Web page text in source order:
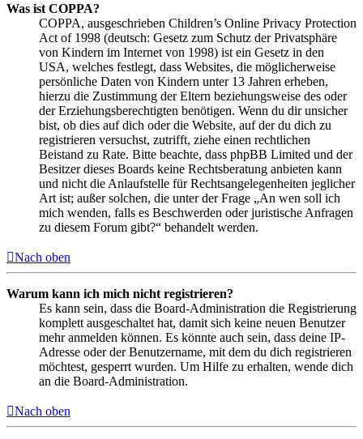
Was ist COPPA?
COPPA, ausgeschrieben Children’s Online Privacy Protection
Act of 1998 (deutsch: Gesetz zum Schutz der Privatsphäre
von Kindern im Internet von 1998) ist ein Gesetz in den
USA, welches festlegt, dass Websites, die möglicherweise
persönliche Daten von Kindern unter 13 Jahren erheben,
hierzu die Zustimmung der Eltern beziehungsweise des oder
der Erziehungsberechtigten benötigen. Wenn du dir unsicher
bist, ob dies auf dich oder die Website, auf der du dich zu
registrieren versuchst, zutrifft, ziehe einen rechtlichen
Beistand zu Rate. Bitte beachte, dass phpBB Limited und der
Besitzer dieses Boards keine Rechtsberatung anbieten kann
und nicht die Anlaufstelle für Rechtsangelegenheiten jeglicher
Art ist; außer solchen, die unter der Frage „An wen soll ich
mich wenden, falls es Beschwerden oder juristische Anfragen
zu diesem Forum gibt?“ behandelt werden.
Nach oben
Warum kann ich mich nicht registrieren?
Es kann sein, dass die Board-Administration die Registrierung
komplett ausgeschaltet hat, damit sich keine neuen Benutzer
mehr anmelden können. Es könnte auch sein, dass deine IP-
Adresse oder der Benutzername, mit dem du dich registrieren
möchtest, gesperrt wurden. Um Hilfe zu erhalten, wende dich
an die Board-Administration.
Nach oben